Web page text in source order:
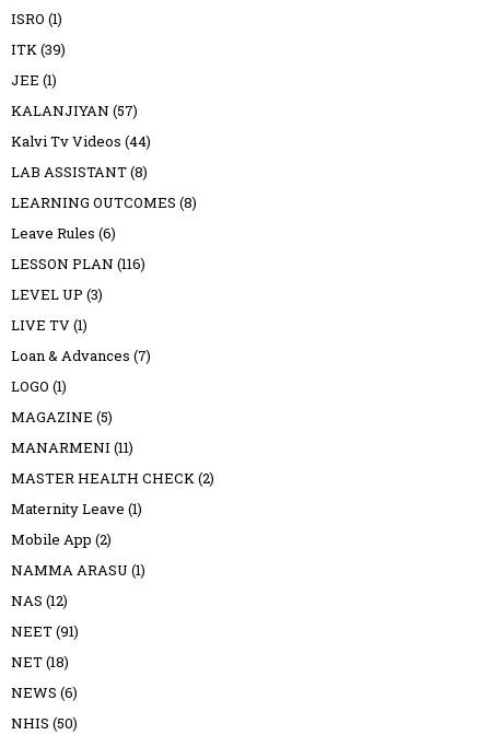
ISRO (1)
ITK(39)
JEE (1)
KALANJIYAN (57)
Kalvi Tv Videos (44)
LAB ASSISTANT(8)
LEARNING OUTCOMES (8)
Leave Rules (6)
LESSON PLAN (116)
LEVEL UP (3)
LIVE TV(1)
Loan & Advances (7)
LOGO (1)
MAGAZINE (5)
MANARMENI (11)
MASTER HEALTH CHECK(2)
Maternity Leave (1)
Mobile App (2)
NAMMA ARASU (1)
NAS (12)
NEET(91)
NET(18)
NEWS (6)
NHIS (50)